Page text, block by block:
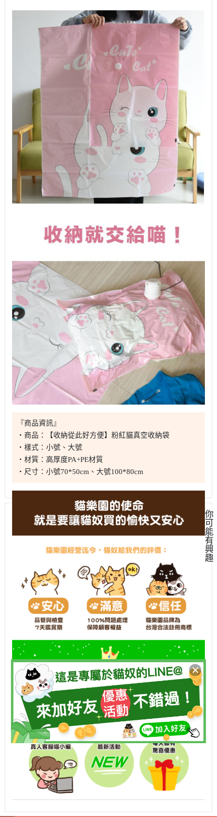
『商品資訊』
・商品：【收納從此好方便】粉紅貓真空收納袋
・樣式：小號、大號
・材質：高厚度PA+PE材質
・尺寸：小號70*50cm、大號100*80cm
你
可
能
有
興
趣